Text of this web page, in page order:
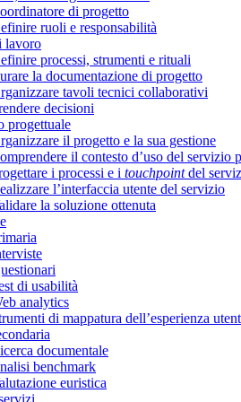
di progetto
ruoli e responsabilità
lavoro
processi, strumenti e rituali
la documentazione di progetto
tavoli tecnici collaborativi
decisioni
progettuale
il progetto e la sua gestione
il contesto d’uso del servizio
i processi e i touchpointdel
l’interfaccia utente del servizio
la soluzione ottenuta
di usabilità
analytics
di mappatura dell’esperienza
documentale
benchmark
euristica